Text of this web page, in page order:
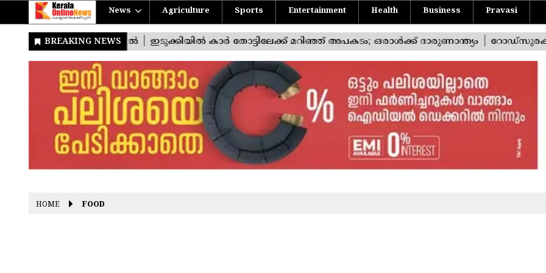
News Agriculture Sports Entertainment Health Business Pravasi
HOME FOOD